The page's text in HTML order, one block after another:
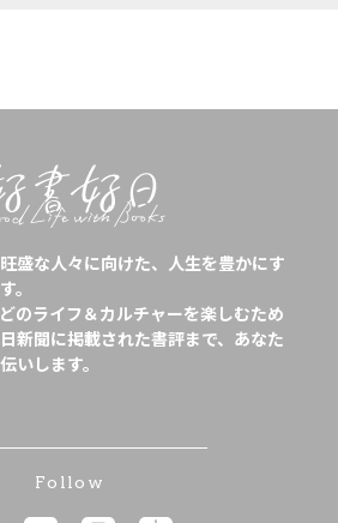
盛な人々に向けた、人生を豊かにす
。
のライフ＆カルチャーを楽しむため
新聞に掲載された書評まで、あなた
いします。
Follow